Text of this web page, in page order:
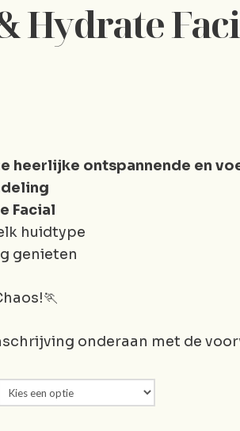
Hydrate
heerlijke ontspannende en
Facial
huidtype
genieten
onderaan met de